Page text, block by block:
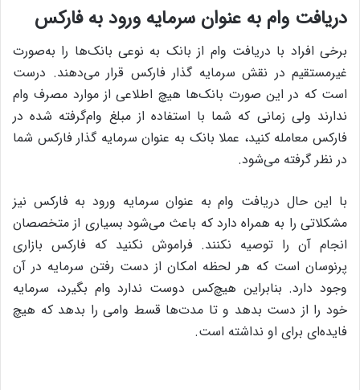
دریافت وام به عنوان سرمایه ورود به فارکس
برخی افراد با دریافت وام از بانک به نوعی بانک‌ها را به‌صورت
غیرمستقیم در نقش سرمایه گذار فارکس قرار می‌دهند. درست
است که در این صورت بانک‌ها هیچ اطلاعی از موارد مصرف وام
ندارند ولی زمانی که شما با استفاده از مبلغ وام‌گرفته شده در
فارکس معامله کنید، عملا بانک به عنوان سرمایه گذار فارکس شما
در نظر گرفته می‌شود.
با این حال دریافت وام به عنوان سرمایه ورود به فارکس نیز
مشکلاتی را به همراه دارد که باعث می‌شود بسیاری از متخصصان
انجام آن را توصیه نکنند. فراموش نکنید که فارکس بازاری
پرنوسان است که هر لحظه امکان از دست رفتن سرمایه در آن
وجود دارد. بنابراین هیچ‌کس دوست ندارد وام بگیرد، سرمایه
خود را از دست بدهد و تا مدت‌ها قسط وامی را بدهد که هیچ
فایده‌ای برای او نداشته است.